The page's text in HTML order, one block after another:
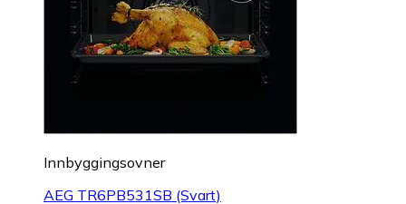
Innbyggingsovner
AEG TR6PB531SB (Svart)